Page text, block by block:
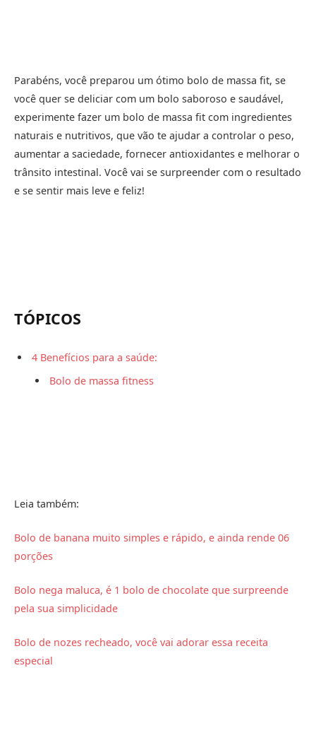
Parabéns, você preparou um ótimo bolo de massa fit, se
você quer se deliciar com um bolo saboroso e saudável,
experimente fazer um bolo de massa fit com ingredientes
naturais e nutritivos, que vão te ajudar a controlar o peso,
aumentar a saciedade, fornecer antioxidantes e melhorar o
trânsito intestinal. Você vai se surpreender com o resultado
e se sentir mais leve e feliz!
TÓPICOS
4 Benefícios para a saúde:
Bolo de massa fitness
Leia também:
Bolo de banana muito simples e rápido, e ainda rende 06
porções
Bolo nega maluca, é 1 bolo de chocolate que surpreende
pela sua simplicidade
Bolo de nozes recheado, você vai adorar essa receita
especial